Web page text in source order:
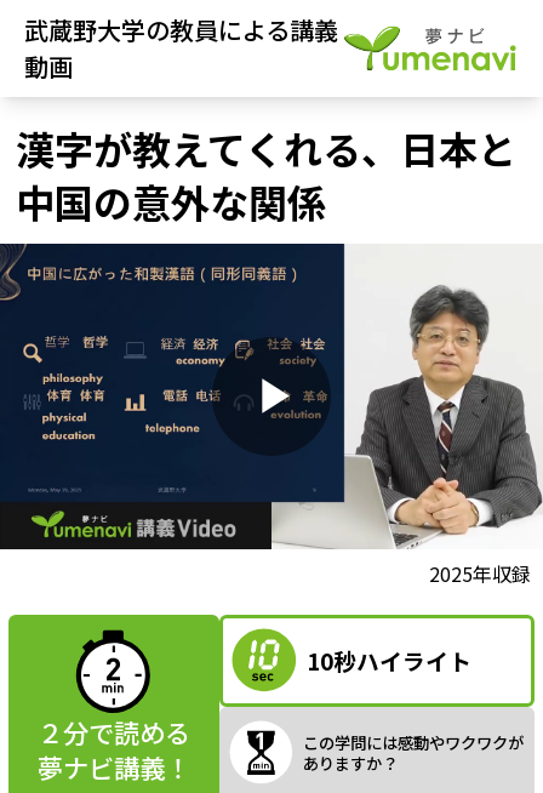
武蔵野大学の教員による講義
動画
漢字が教えてくれる、日本と
中国の意外な関係
P
a
2025年収録
２分で読める
夢ナビ講義！
10秒ハイライト
この学問には感動やワクワクが
ありますか？